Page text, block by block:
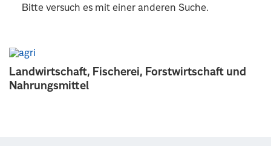
Landwirtschaft, Fischerei, Forstwirtschaft und
Nahrungsmittel
Bitte versuch es mit einer anderen Suche.